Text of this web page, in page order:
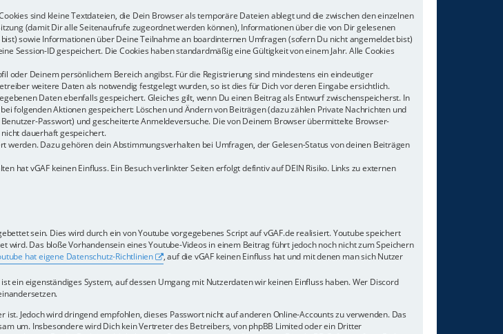
sind kleine Textdateien, die Dein Browser als temporäre Dateien ablegt und die zwischen den einzelnen
(damit Dir alle Seitenaufrufe zugeordnet werden können), Informationen über die von Dir gelesenen
sowie Informationen über Deine Teilnahme an boardinternen Umfragen (sofern Du nicht angemeldet bist)
Session-ID gespeichert. Die Cookies haben standardmäßig eine Gültigkeit von einem Jahr. Alle Cookies
oder Deinem persönlichem Bereich angibst. Für die Registrierung sind mindestens ein eindeutiger
weitere Daten als notwendig festgelegt wurden, so ist dies für Dich vor deren Eingabe ersichtlich.
Daten ebenfalls gespeichert. Gleiches gilt, wenn Du einen Beitrag als Entwurf zwischenspeicherst. In
folgenden Aktionen gespeichert: Löschen und Ändern von Beiträgen (dazu zählen Private Nachrichten und
Passwort) und gescheiterte Anmeldeversuche. Die von Deinem Browser übermittelte Browser-
nicht dauerhaft gespeichert.
Dazu gehören dein Abstimmungsverhalten bei Umfragen, der Gelesen-Status von deinen Beiträgen
hat vGAF keinen Einfluss. Ein Besuch verlinkter Seiten erfolgt defintiv auf DEIN Risiko. Links zu externen
sein. Dies wird durch ein von Youtube vorgegebenes Script auf vGAF.de realisiert. Youtube speichert
wird. Das bloße Vorhandensein eines Youtube-Videos in einem Beitrag führt jedoch noch nicht zum Speichern
hat eigene Datenschutz-Richtlinien
, auf die vGAF keinen Einfluss hat und mit denen man sich Nutzer
ein eigenständiges System, auf dessen Umgang mit Nutzerdaten wir keinen Einfluss haben. Wer Discord
Jedoch wird dringend empfohlen, dieses Passwort nicht auf anderen Online-Accounts zu verwenden. Das
um. Insbesondere wird Dich kein Vertreter des Betreibers, von phpBB Limited oder ein Dritter